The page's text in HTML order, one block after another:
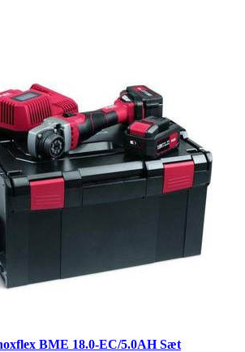
BME 18.0-EC/5.0AH Sæt